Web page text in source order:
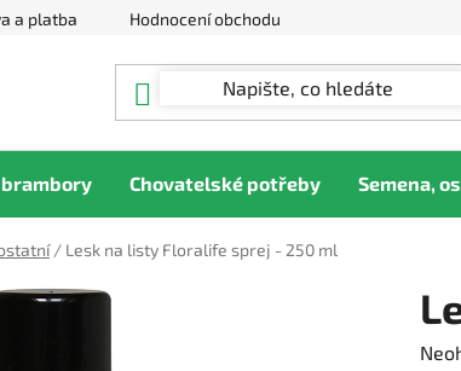
a platba Hodnocení obchodu
Chovatelské potřeby Semena,
/ Lesk na listy Floralife sprej - 250 ml